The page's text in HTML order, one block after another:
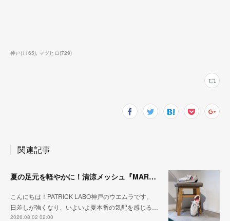
神戸(1165) マツヒロ(729)
関連記事
夏の足元を軽やかに！清涼メッシュ『MARATHON-ME2』
こんにちは！PATRICK LABO神戸のウエムラです。
日差しが強くなり、いよいよ夏本番の気配を感じる…
2026.08.02 02:00